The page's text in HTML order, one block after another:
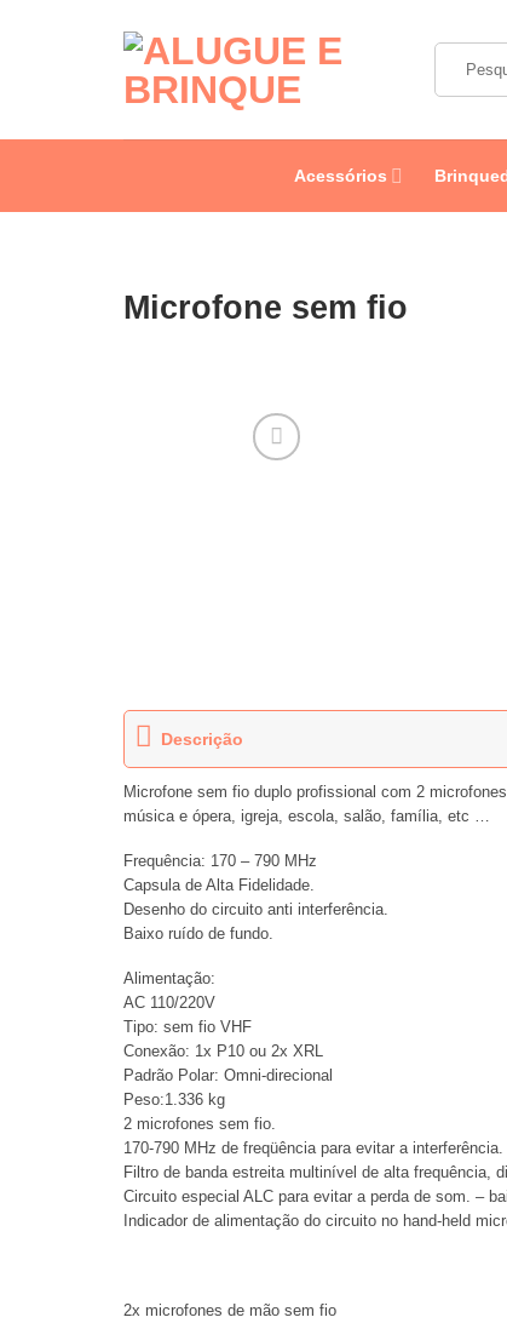
Acessórios
Microfone sem fio
Descrição
Microfone sem fio duplo profissional com 2
música e ópera, igreja, escola, salão, família, etc …
Frequência: 170 – 790 MHz
Capsula de Alta Fidelidade.
Desenho do circuito anti interferência.
Baixo ruído de fundo.
Alimentação:
AC 110/220V
Tipo: sem fio VHF
Conexão: 1x P10 ou 2x XRL
Padrão Polar: Omni-direcional
Peso:1.336 kg
2 microfones sem fio.
170-790 MHz de freqüência para evitar a interferência.
Filtro de banda estreita multinível de alta frequência,
Circuito especial ALC para evitar a perda de som. –
Indicador de alimentação do circuito no hand-held
2x microfones de mão sem fio